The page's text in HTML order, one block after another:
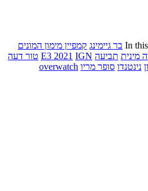
In בר גיימינג קמפיין מימון המונים
מינית תביעה E3 2021 IGN
טור דעה
נינטנדו סופר מריו overwatch